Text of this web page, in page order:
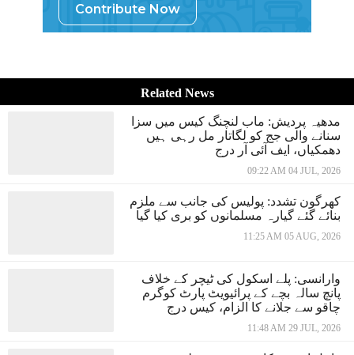
Contribute Now
Related News
مدھیہ پردیش: ماب لنچنگ کیس میں سزا
سنانے والی جج کو لگاتار مل رہی ہیں
دھمکیاں، ایف آئی آر درج
09:22 AM 04 JUL, 2026
کھرگون تشدد: پولیس کی جانب سے ملزم
بنائے گئے گیارہ مسلمانوں کو بری کیا گیا
11:25 AM 05 AUG, 2026
وارانسی: پلے اسکول کی ٹیچر کے خلاف
پانچ سالہ بچے کے پرائیویٹ پارٹ کوگرم
چاقو سے جلانے کا الزام، کیس درج
11:48 AM 29 JUL, 2026